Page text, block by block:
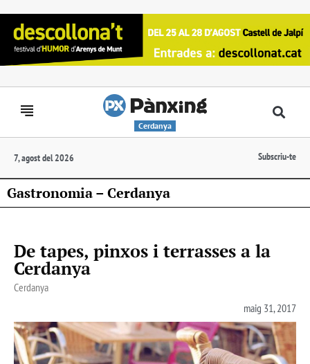
Cerdanya
7, agost del 2026 Subscriu-te
Gastronomia – Cerdanya
De tapes, pinxos i terrasses a la
Cerdanya
Cerdanya
maig 31, 2017